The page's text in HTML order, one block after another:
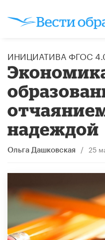
ИНИЦИАТИВА ФГОС
надеждой
Ольга Дашковская / 25